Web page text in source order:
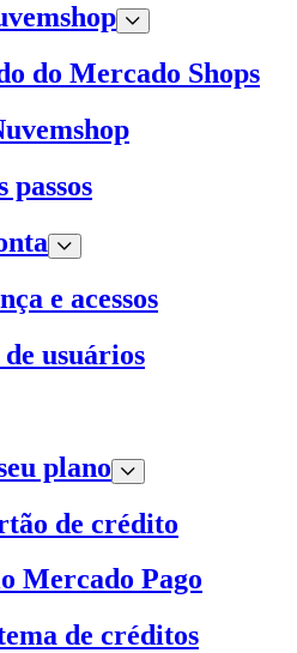
do Mercado Shops
e acessos
de usuários
plano
de crédito
Mercado Pago
de créditos